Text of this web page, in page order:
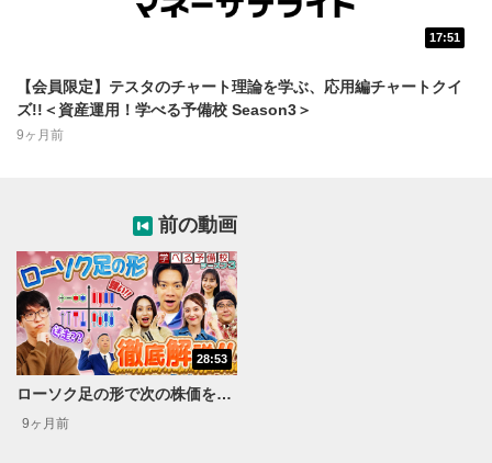
動画再生エリアをクリックすると、動画を再生または
一時停止します。
YouTubeサイトに移動します。
3
後で見る
クリックするとYouTubeの「後で見る」の再生リスト
に追加されます。
スマートフォンで視聴の場合は動画再生エリア右上のメニュ
ー内にあります。
4
共有
SNSやメールなどで動画を共有・シェアすることがで
17:51
【会員限定】テスタのチャート理論を学ぶ、応用編チャートクイ
ズ!!＜資産運用！学べる予備校 Season3＞
9ヶ月前
前の動画
28:53
ローソク足の形で次の株価を見通せ！初心者でもわかるチャート分析＜資産運用！学べる予備校 Season3#2＞
9ヶ月前